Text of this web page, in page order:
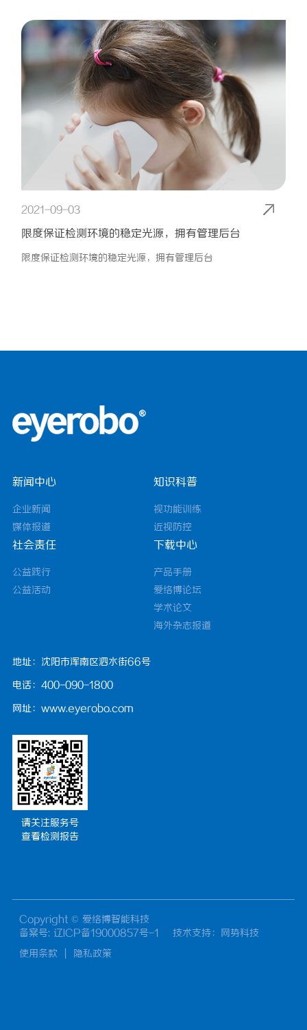
2021-09-03
限度保证检测环境的稳定光源，拥有管理后台
限度保证检测环境的稳定光源，拥有管理后台
新闻中心
企业新闻
媒体报道
知识科普
视功能训练
近视防控
社会责任
公益践行
公益活动
下载中心
产品手册
爱络博论坛
学术论文
海外杂志报道
地址：沈阳市浑南区泗水街66号
电话：400-090-1800
网址：www.eyerobo.com
请关注服务号
查看检测报告
Copyright © 爱络博智能科技
备案号: 辽ICP备19000857号-1
技术支持：网势科技
使用条款
隐私政策